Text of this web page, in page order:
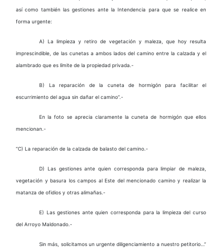
así como también las gestiones ante la Intendencia para que se realice en
forma urgente:
A) La limpieza y retiro de vegetación y maleza, que hoy resulta
imprescindible, de las cunetas a ambos lados del camino entre la calzada y el
alambrado que es límite de la propiedad privada.-
B) La reparación de la cuneta de hormigón para facilitar el
escurrimiento del agua sin dañar el camino”.-
En la foto se aprecia claramente la cuneta de hormigón que ellos
mencionan.-
“C) La reparación de la calzada de balasto del camino.-
D) Las gestiones ante quien corresponda para limpiar de maleza,
vegetación y basura los campos al Este del mencionado camino y realizar la
matanza de ofidios y otras alimañas.-
E) Las gestiones ante quien corresponda para la limpieza del curso
del Arroyo Maldonado.-
Sin más, solicitamos un urgente diligenciamiento a nuestro petitorio…”